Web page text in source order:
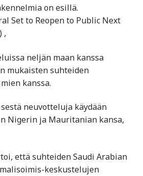
on esillä.
Set to Reopen to Public Next
,
neljän maan kanssa
mukaisten suhteiden
kanssa.
neuvotteluja käydään
Nigerin ja Mauritanian kansa,
että suhteiden Saudi Arabian
keskustelujen